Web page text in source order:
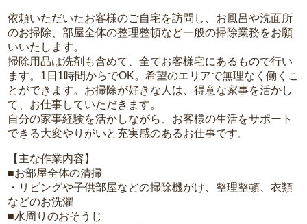
依頼いただいたお客様のご自宅を訪問し、お風呂や洗面所
のお掃除、部屋全体の整理整頓など一般の掃除業務をお願
いいたします。
掃除用品は洗剤も含めて、全てお客様宅にあるもので行い
ます。1日1時間からでOK。希望のエリアで無理なく働くこ
とができます。お掃除が好きな人は、得意な家事を活かし
て、お仕事していただきます。
自分の家事経験を活かしながら、お客様の生活をサポート
できる大変やりがいと充実感のあるお仕事です。
【主な作業内容】
■お部屋全体の清掃
・リビングや子供部屋などの掃除機がけ、整理整頓、衣類
などのお洗濯
■水周りのおそうじ